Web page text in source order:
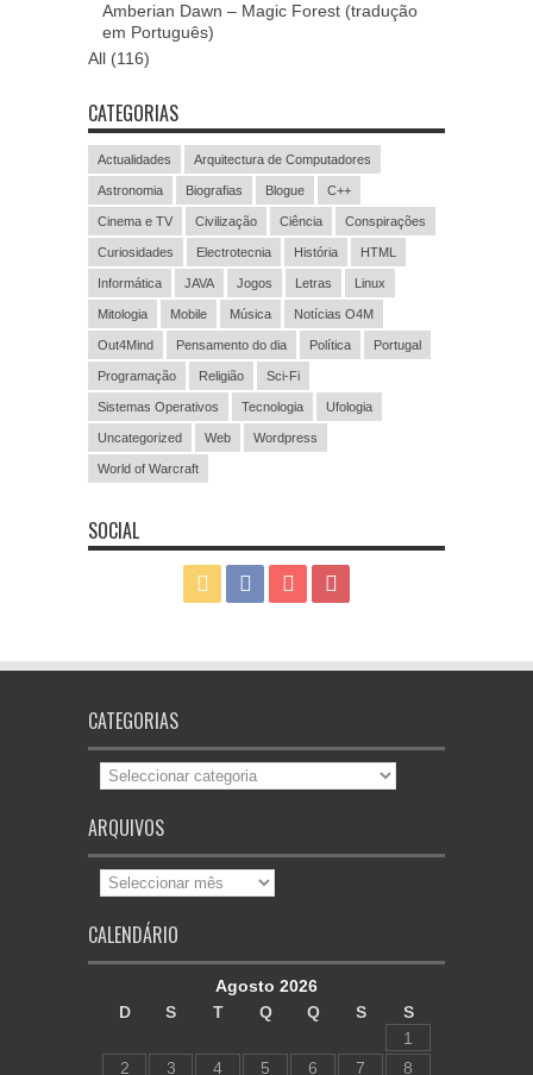
Amberian Dawn – Magic Forest (tradução
em Português)
All (116)
CATEGORIAS
Actualidades Arquitectura de Computadores
Astronomia Biografias Blogue C++
Cinema e TV Civilização Ciência Conspirações
Curiosidades Electrotecnia História HTML
Informática JAVA Jogos Letras Linux
Mitologia Mobile Música Notícias O4M
Out4Mind Pensamento do dia Política Portugal
Programação Religião Sci-Fi
Sistemas Operativos Tecnologia Ufologia
Uncategorized Web Wordpress
World of Warcraft
SOCIAL
CATEGORIAS
Categorias
ARQUIVOS
Arquivos
CALENDÁRIO
Agosto 2026
D
S T Q Q S
S
1
2
3 4 5 6 7 8